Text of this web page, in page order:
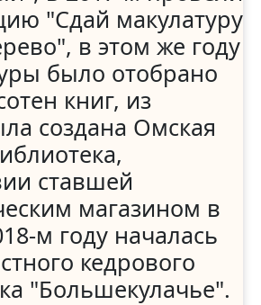
"Сдай макулатуру
в этом же году
было отобрано
книг, из
создана Омская
ставшей
магазином в
м году началась
кедрового
"Большекулачье".